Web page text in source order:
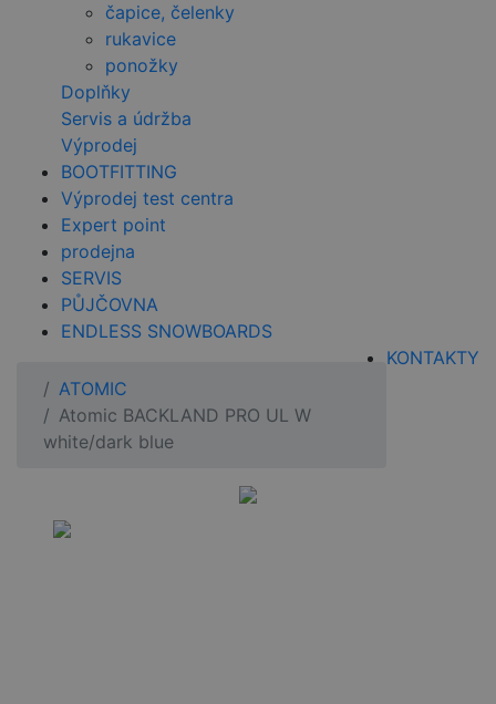
čapice, čelenky
rukavice
ponožky
Doplňky
Servis a údržba
Výprodej
BOOTFITTING
Výprodej test centra
Expert point
prodejna
SERVIS
PŮJČOVNA
ENDLESS SNOWBOARDS
KONTAKTY
ATOMIC
Atomic BACKLAND PRO UL W
white/dark blue